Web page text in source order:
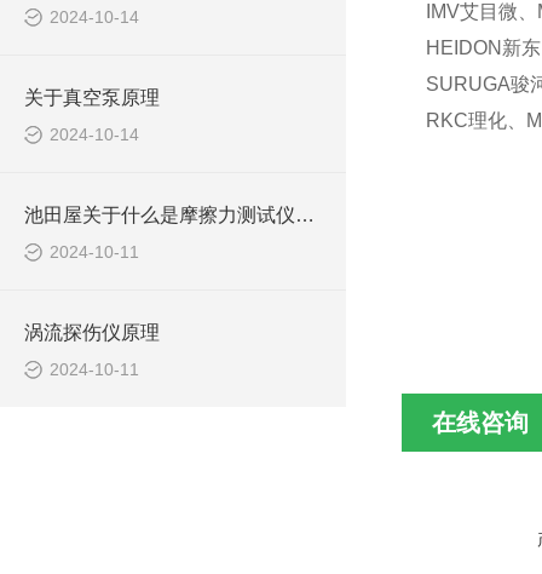
2024-10-14
关于真空泵原理
2024-10-14
池田屋关于什么是摩擦力测试仪及应用？
2024-10-11
涡流探伤仪原理
2024-10-11
IMV艾目微
HEIDON新
SURUGA骏
RKC理化、
在线咨询